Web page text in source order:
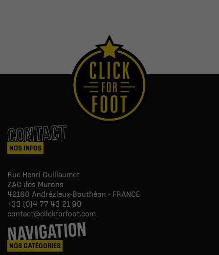
CONTACT
NOS INFOS
Rue Henri Guillaumet
ZAC des Murons
42160 Andrézieux-Bouthéon - FRANCE
+33 (0)4 77 43 21 90
contact@clickforfoot.com
NAVIGATION
NOS CATÉGORIES